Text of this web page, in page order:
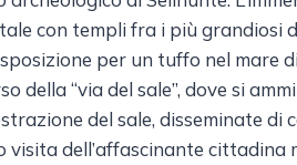
con templi fra i più grandiosi
per un tuffo nel mare
“via del sale”, dove si
del sale, disseminate
dell’affascinante cittadina